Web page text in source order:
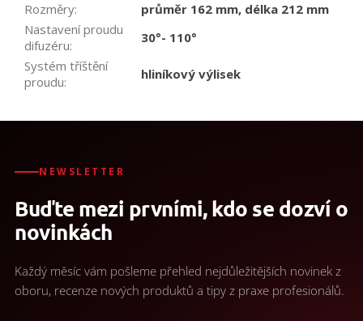
Rozměry:
průměr 162 mm, délka 212 mm
Nastavení proudu
difuzéru:
30°- 110°
Systém tříštění
proudu: hliníkový výlisek
NEWSLETTER
Buďte mezi prvními, kdo se dozví o
novinkách
Každý měsíc vám pošleme přehled nejdůležitějších novinek z
oboru, recenze nových produktů a tipy z praxe profesionálů.